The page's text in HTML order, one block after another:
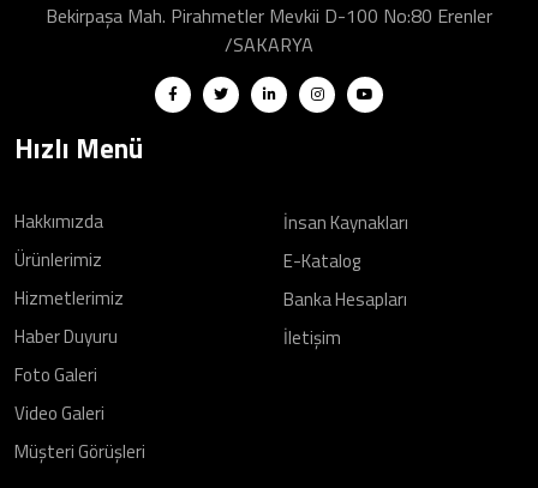
Bekirpaşa Mah. Pirahmetler Mevkii D-100 No:80 Erenler
/SAKARYA
Hızlı Menü
Hakkımızda
Ürünlerimiz
Hizmetlerimiz
Haber Duyuru
Foto Galeri
Video Galeri
Müşteri Görüşleri
İnsan Kaynakları
E-Katalog
Banka Hesapları
İletişim